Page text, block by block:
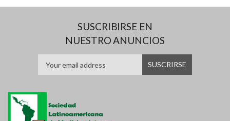
SUSCRIBIRSE EN
NUESTRO ANUNCIOS